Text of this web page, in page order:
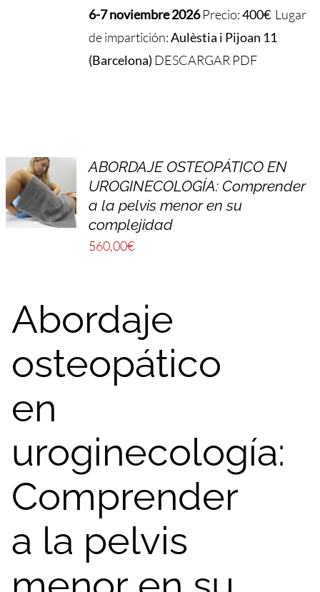
6-7 noviembre 2026Precio:400€ Lugar
de impartición:Aulèstia i Pijoan 11
(Barcelona) DESCARGAR PDF
ABORDAJE OSTEOPÁTICO EN
UROGINECOLOGÍA: Comprender
a la pelvis menor en su
complejidad
560,00€
Abordaje
osteopático
en
uroginecología:
Comprender
a la pelvis